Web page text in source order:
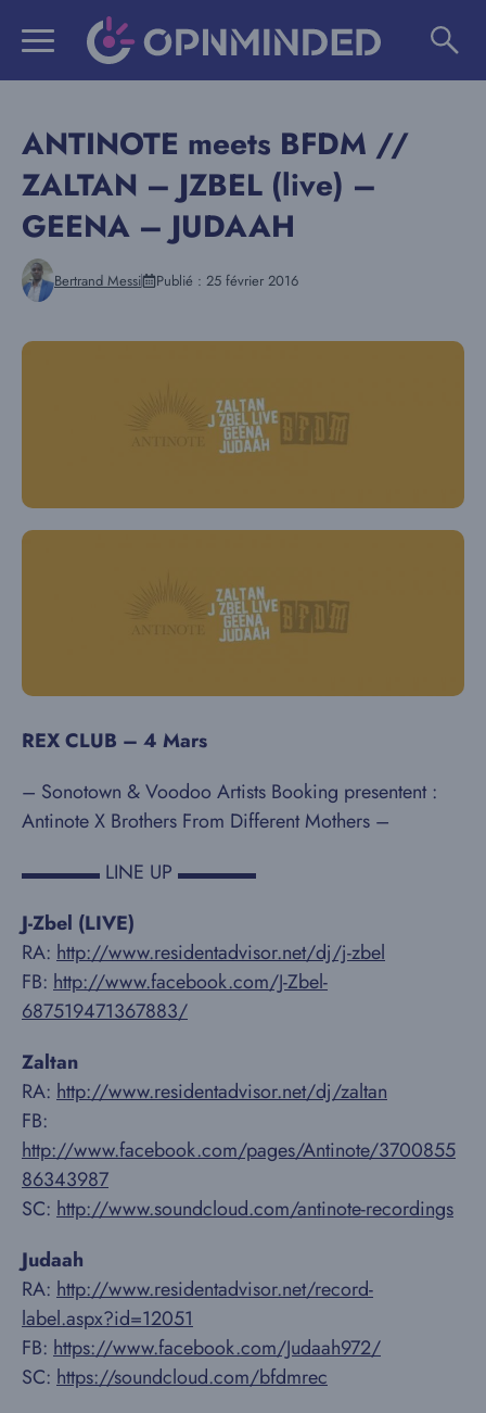
ANTINOTE meets BFDM //
ZALTAN – JZBEL (live) –
GEENA – JUDAAH
Bertrand Messi Publié : 25 février 2016
REX CLUB – 4 Mars
– Sonotown & Voodoo Artists Booking presentent :
Antinote X Brothers From Different Mothers –
▬▬▬▬ LINE UP ▬▬▬▬
J-Zbel (LIVE)
RA: http://www.residentadvisor.net/dj/j-zbel
FB: http://www.facebook.com/J-Zbel-
687519471367883/
Zaltan
RA: http://www.residentadvisor.net/dj/zaltan
FB:
http://www.facebook.com/pages/Antinote/3700855
86343987
SC: http://www.soundcloud.com/antinote-recordings
Judaah
RA: http://www.residentadvisor.net/record-
label.aspx?id=12051
FB: https://www.facebook.com/Judaah972/
SC: https://soundcloud.com/bfdmrec